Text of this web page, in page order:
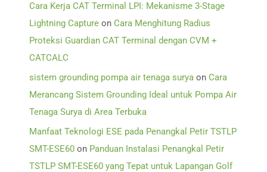
Cara Kerja CAT Terminal LPI: Mekanisme 3-Stage
Lightning Capture on Cara Menghitung Radius
Proteksi Guardian CAT Terminal dengan CVM +
CATCALC
sistem grounding pompa air tenaga surya on Cara
Merancang Sistem Grounding Ideal untuk Pompa Air
Tenaga Surya di Area Terbuka
Manfaat Teknologi ESE pada Penangkal Petir TSTLP
SMT-ESE60 on Panduan Instalasi Penangkal Petir
TSTLP SMT-ESE60 yang Tepat untuk Lapangan Golf